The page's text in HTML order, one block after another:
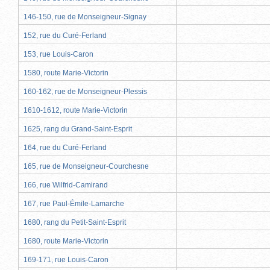
146-150, rue de Monseigneur-Signay
152, rue du Curé-Ferland
153, rue Louis-Caron
1580, route Marie-Victorin
160-162, rue de Monseigneur-Plessis
1610-1612, route Marie-Victorin
1625, rang du Grand-Saint-Esprit
164, rue du Curé-Ferland
165, rue de Monseigneur-Courchesne
166, rue Wilfrid-Camirand
167, rue Paul-Émile-Lamarche
1680, rang du Petit-Saint-Esprit
1680, route Marie-Victorin
169-171, rue Louis-Caron